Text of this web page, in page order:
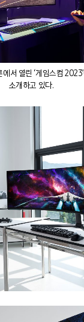
서 열린 ‘게임스컴
소개하고 있다.